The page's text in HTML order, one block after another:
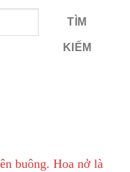
TÌM
KIẾM
buông. Hoa nở là